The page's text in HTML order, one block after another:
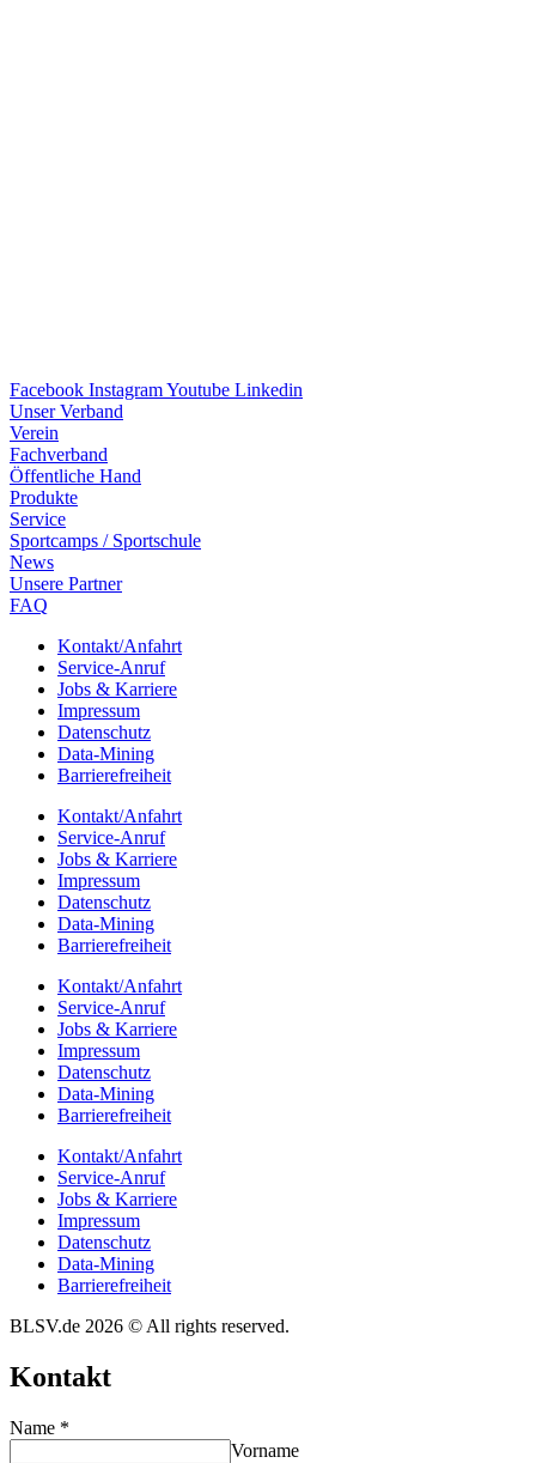
Facebook InstagramYoutube Linkedin
Unser Verband
Verein
Fach­ver­band
Öffent­li­che Hand
Produkte
Service
Sport­camps / Sportschule
News
Unsere Part­ner
FAQ
Kontakt/​​Anfahrt
Service-Anruf
Jobs & Karriere
Impres­sum
Daten­schutz
Data-Mining
Barrie­re­frei­heit
Kontakt/​​Anfahrt
Service-Anruf
Jobs & Karriere
Impres­sum
Daten­schutz
Data-Mining
Barrie­re­frei­heit
Kontakt/​​Anfahrt
Service-Anruf
Jobs & Karriere
Impres­sum
Daten­schutz
Data-Mining
Barrie­re­frei­heit
Kontakt/​​Anfahrt
Service-Anruf
Jobs & Karriere
Impres­sum
Daten­schutz
Data-Mining
Barrie­re­frei­heit
BLSV.de 2026 © All rights reserved.
Kontakt
Name *
Vorname